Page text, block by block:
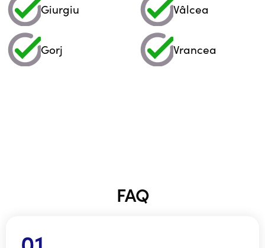
Giurgiu
Gorj
Vâlcea
Vrancea
FAQ